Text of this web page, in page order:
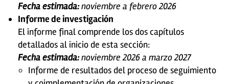
Fecha estimada:noviembre a febrero 2026
Informe de investigación
El informe final comprende los dos capítulos
detallados al inicio de esta sección:
Fecha estimada:noviembre 2026 a marzo 2027
Informe de resultados del proceso de seguimiento